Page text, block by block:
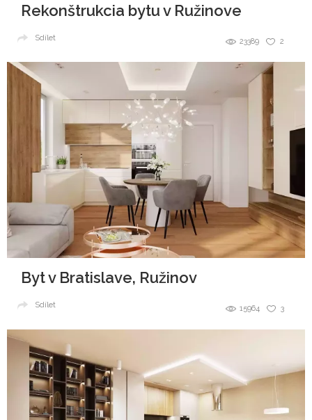
Rekonštrukcia bytu v Ružinove
2
23389
Sdílet
Byt v Bratislave, Ružinov
3
15964
Sdílet